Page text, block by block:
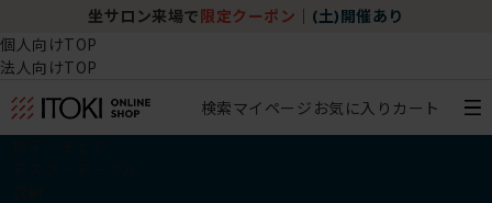
坐サロン来場で 限定クーポン (土)開催あり
個人向けTOP
法人向けTOP
検索マイページ お気に入り カート